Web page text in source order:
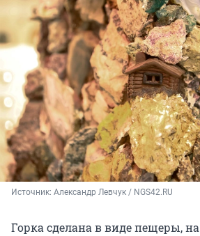
Источник: Александр Левчук / NGS42.RU
Горка сделана в виде пещеры,